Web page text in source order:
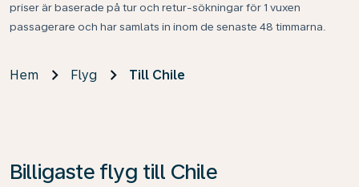
priser är baserade på tur och retur-sökningar för 1 vuxen
passagerare och har samlats in inom de senaste 48 timmarna.
Hem Flyg Till Chile
Billigaste flyg till Chile